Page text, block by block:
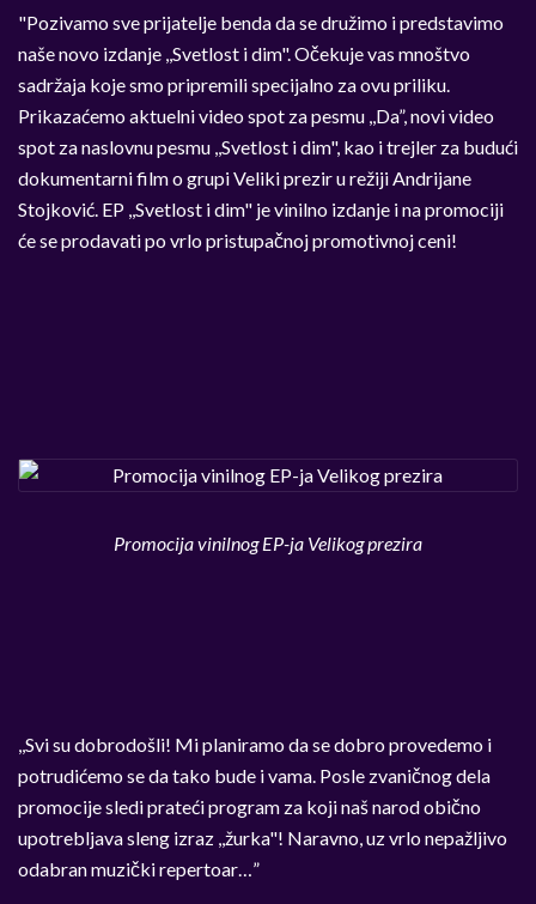
"Pozivamo sve prijatelje benda da se družimo i predstavimo
naše novo izdanje ,,Svetlost i dim". Očekuje vas mnoštvo
sadržaja koje smo pripremili specijalno za ovu priliku.
Prikazaćemo aktuelni video spot za pesmu ,,Da”, novi video
spot za naslovnu pesmu ,,Svetlost i dim", kao i trejler za budući
dokumentarni film o grupi Veliki prezir u režiji Andrijane
Stojković. EP ,,Svetlost i dim" je vinilno izdanje i na promociji
će se prodavati po vrlo pristupačnoj promotivnoj ceni!
Promocija vinilnog EP-ja Velikog prezira
,,Svi su dobrodošli! Mi planiramo da se dobro provedemo i
potrudićemo se da tako bude i vama. Posle zvaničnog dela
promocije sledi prateći program za koji naš narod obično
upotrebljava sleng izraz ,,žurka"! Naravno, uz vrlo nepažljivo
odabran muzički repertoar…”